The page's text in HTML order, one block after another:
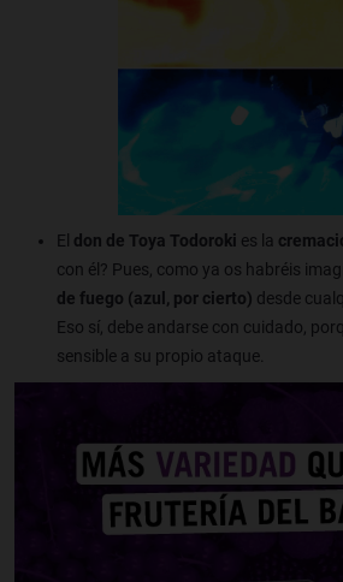
El don de Toya Todoroki es la
con él? Pues, como ya os habréis
de fuego (azul, por cierto) desde
Eso sí, debe andarse con cuidado,
sensible a su propio ataque.